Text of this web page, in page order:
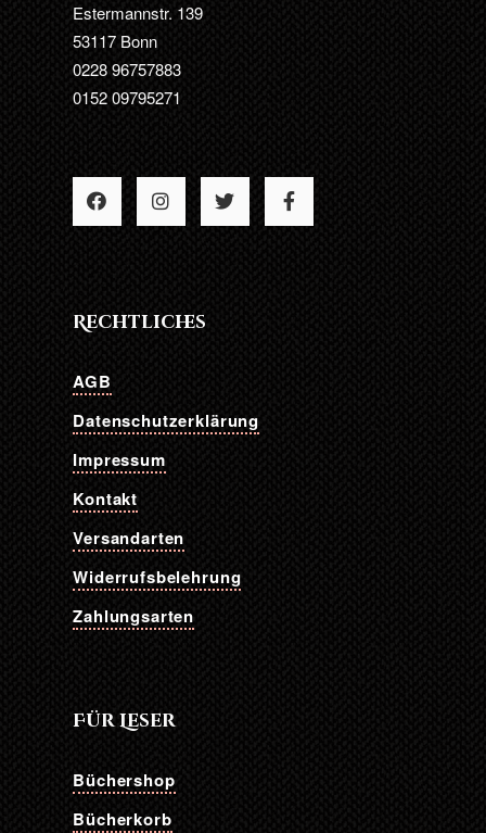
Estermannstr. 139
53117 Bonn
0228 96757883
0152 09795271
Rechtliches
AGB
Datenschutzerklärung
Impressum
Kontakt
Versandarten
Widerrufsbelehrung
Zahlungsarten
Für Leser
Büchershop
Bücherkorb